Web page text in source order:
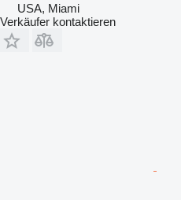
USA, Miami
Verkäufer kontaktieren